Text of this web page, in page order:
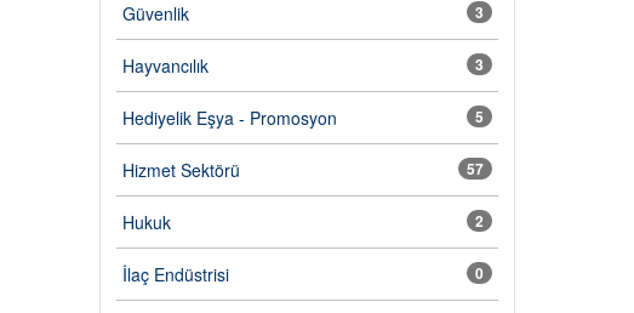
Güvenlik 3
Hayvancılık 3
Hediyelik Eşya - Promosyon 5
Hizmet Sektörü 57
Hukuk 2
İlaç Endüstrisi 0